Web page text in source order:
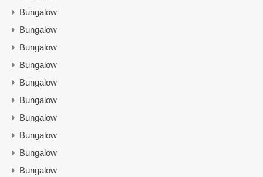
Bungalow
Bungalow
Bungalow
Bungalow
Bungalow
Bungalow
Bungalow
Bungalow
Bungalow
Bungalow